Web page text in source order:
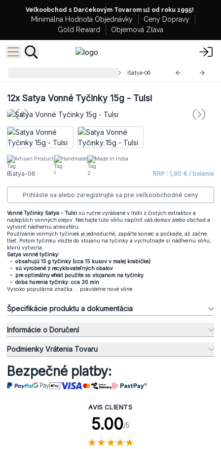
Veľkoobchod s Darčekovým Tovarom už od roku 1995!
Minimálna Hodnota Objednávky
Ceny Dopravy
Gold Reward
Objemová Zľava
iSatya-06
12xSatya Vonné Tyčinky 15g - Tulsi
Artisan Product Handmade Made In India
iSatya-06 RRP : 1,80 € / balenie
Prihláste sa alebo zaregistrujte sa pre veľkoobchodné ceny
Vonné Tyčinky Satya - Tulsi sú ručne vyrábané v Indii z čistých extraktov a
najlepších vonných olejov. Nechajte túto vôňu naplniť váš domov alebo obchod a
vytvoriť nádhernú atmosféru.
Používanie vonných tyčiniek je jednoduché, zapáľte koniec a počkajte, až začne
tlieť. Potom tyčinku vložte do stojanu na tyčinky a vychutnajte si nádhernú vôňu,
ktorú vytvoria.
Satya vonné tyčinky:
- obsahujú 15 g tyčinky (cca 15 kusov v malej krabičke)
- sú vyrobené z recyklovateľných obalov
- pre optimálny efekt použite so stojanom na tyčinky
- doba horenia tyčinky: cca 30 min
Vysoko populárna značka ... pravidelne nové vône.
Špecifikácie produktu a dokumentácia
Informácie o Doručení
Podmienky Vrátenia Tovaru
Bezpečné platby:
AVIS CLIENTS
5.00/5
★★★★★
★★★★★